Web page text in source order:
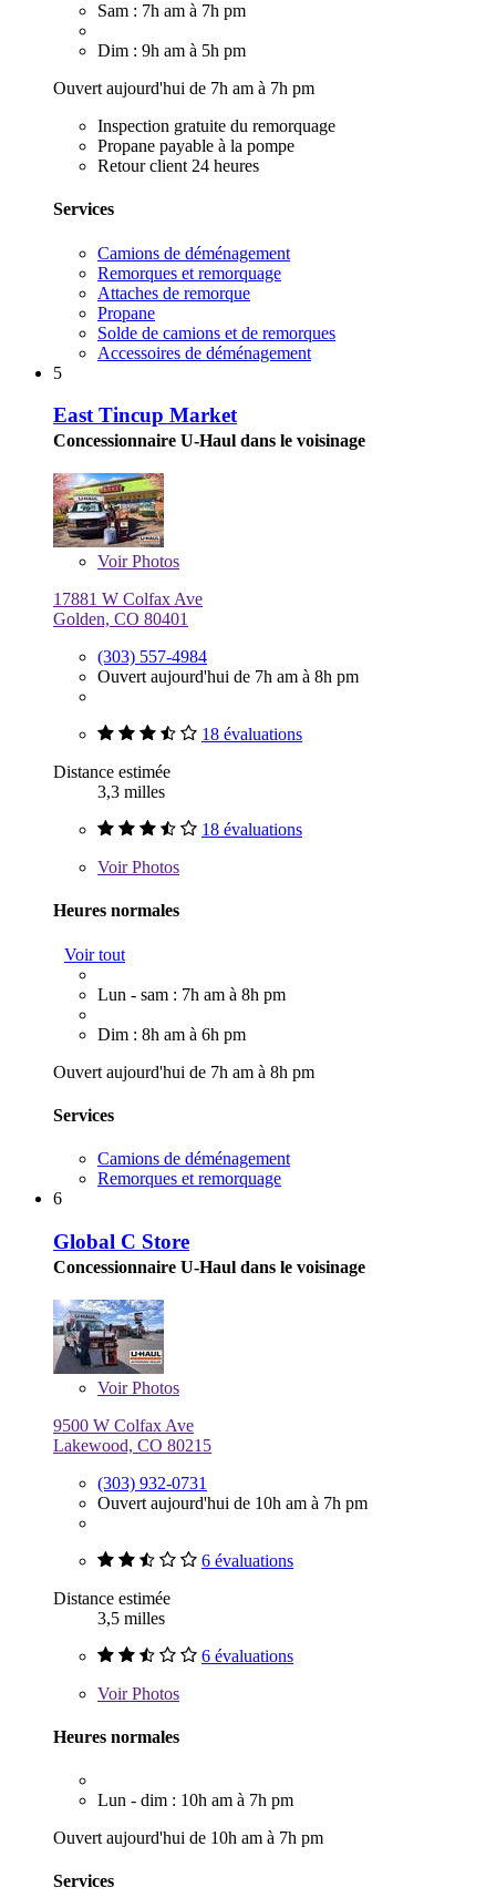
Sam : 7h am à 7h pm
Dim : 9h am à 5h pm
Ouvert aujourd'hui de 7h am à 7h pm
Inspection gratuite du remorquage
Propane payable à la pompe
Retour client 24 heures
Services
Camions de déménagement
Remorques et remorquage
Attaches de remorque
Propane
Solde de camions et de remorques
Accessoires de déménagement
5
East Tincup Market
Concessionnaire U-Haul dans le voisinage
VoirPhotos
17881 W Colfax Ave
Golden, CO 80401
(303) 557-4984
Ouvert aujourd'hui de 7h am à 8h pm
18 évaluations
Distance estimée
3,3 milles
18 évaluations
VoirPhotos
Heures normales
Voir tout
Lun - sam : 7h am à 8h pm
Dim : 8h am à 6h pm
Ouvert aujourd'hui de 7h am à 8h pm
Services
Camions de déménagement
Remorques et remorquage
6
Global C Store
Concessionnaire U-Haul dans le voisinage
VoirPhotos
9500 W Colfax Ave
Lakewood, CO 80215
(303) 932-0731
Ouvert aujourd'hui de 10h am à 7h pm
6 évaluations
Distance estimée
3,5 milles
6 évaluations
VoirPhotos
Heures normales
Lun - dim : 10h am à 7h pm
Ouvert aujourd'hui de 10h am à 7h pm
Services